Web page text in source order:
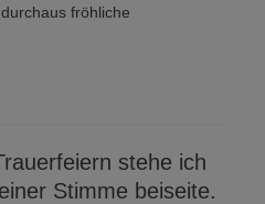
fröhliche
stehe ich
Stimme beiseite.